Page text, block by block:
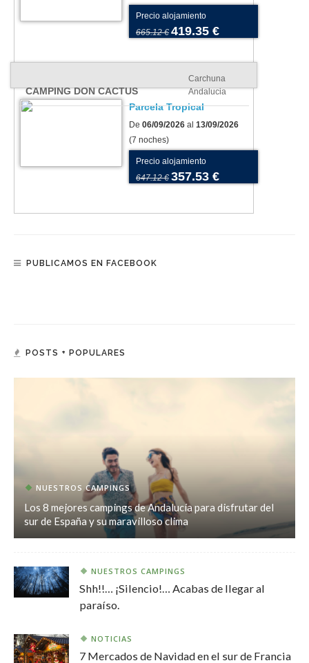
Precio alojamiento
665.12 € 419.35 €
CAMPING DON CACTUS
Carchuna
Andalucia
Parcela Tropical
De 06/09/2026 al 13/09/2026
(7 noches)
Precio alojamiento
647.12 € 357.53 €
PUBLICAMOS EN FACEBOOK
POSTS + POPULARES
NUESTROS CAMPINGS
Los 8 mejores campings de Andalucía para disfrutar del
sur de España y su maravilloso clima
NUESTROS CAMPINGS
Shh!!… ¡Silencio!… Acabas de llegar al
paraíso.
NOTICIAS
7 Mercados de Navidad en el sur de Francia